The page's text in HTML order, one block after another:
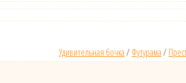
Удивительная бочка/ Футурама/